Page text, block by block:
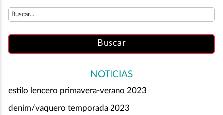
NOTICIAS
estilo lencero primavera-verano 2023
denim/vaquero temporada 2023